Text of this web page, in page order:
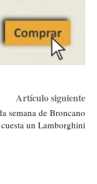
Artículo siguiente
semana de Broncano
cuesta un Lamborghini